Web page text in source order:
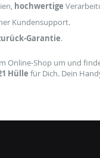
hochwertige
Kundensupport.
Garantie.
Online-Shop um und
Hülle für Dich. Dein